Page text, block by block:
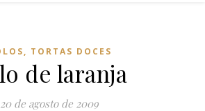
TORTAS DOCES
de laranja
20 de agosto de 2009